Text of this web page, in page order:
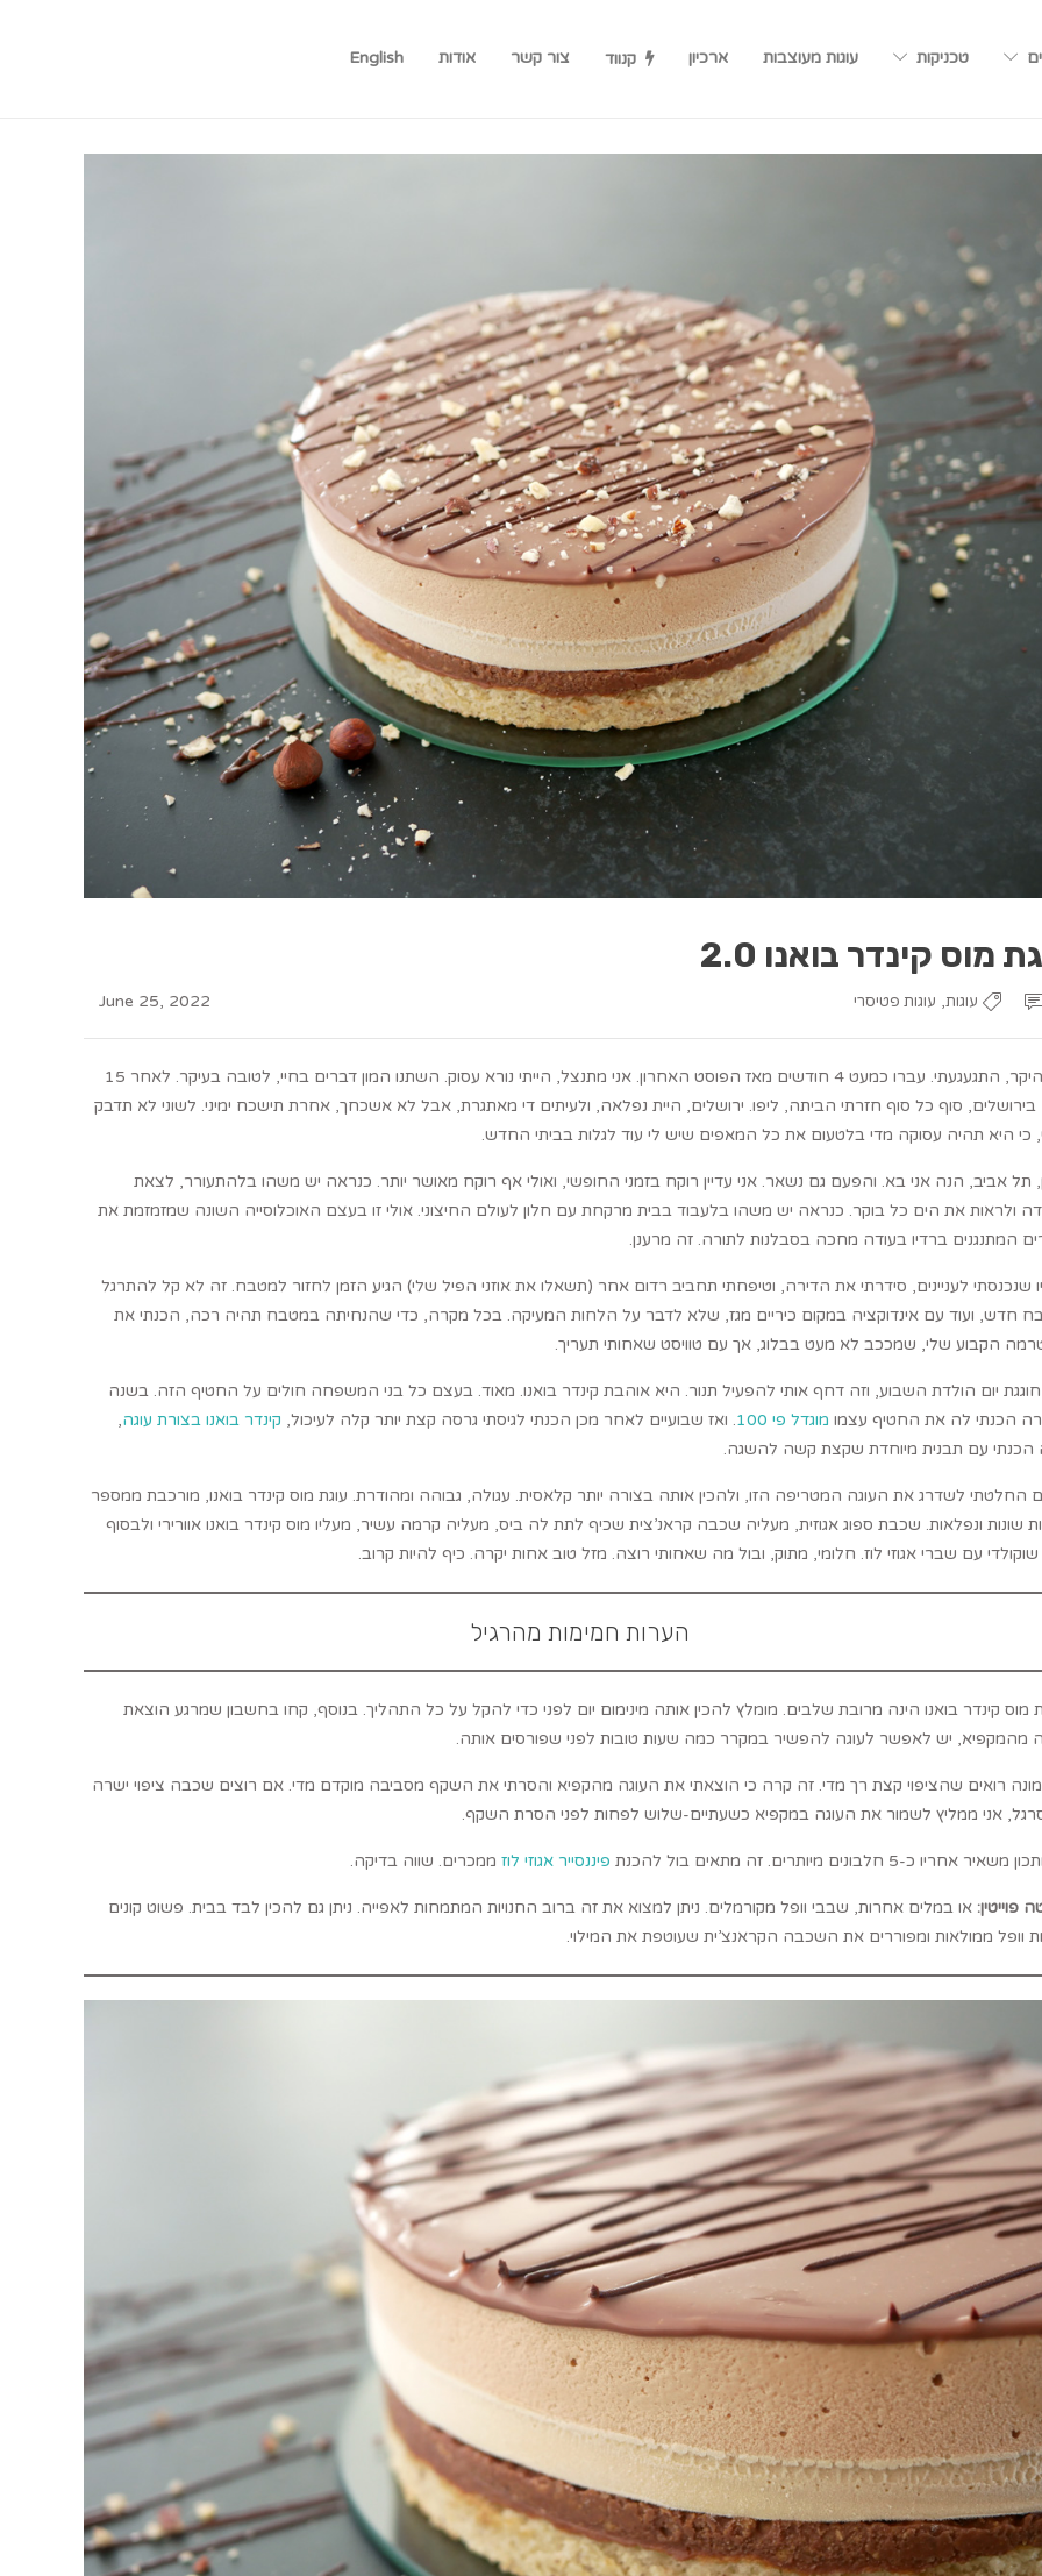
English אודות צור קשר קנווד ארכיון עוגות מעוצבות טכניקות
מוס קינדר בואנו 2.0
June 25, 2022 עוגות, עוגות פטיסרי
יומני היקר, התגעגעתי. עברו כמעט 4 חודשים מאז הפוסט האחרון. אני מתנצל, הייתי נורא עסוק. השתנו המון דברים בחיי, לטובה בעיקר. לאחר 15
בירושלים, סוף כל סוף חזרתי הביתה, ליפו. ירושלים, היית נפלאה, ולעיתים די מאתגרת, אבל לא אשכחך, אחרת תישכח ימיני. לשוני לא תדבק
כי היא תהיה עסוקה מדי בלטעום את כל המאפים שיש לי עוד לגלות בביתי החדש.
תל אביב, הנה אני בא. והפעם גם נשאר. אני עדיין רוקח בזמני החופשי, ואולי אף רוקח מאושר יותר. כנראה יש משהו בלהתעורר, לצאת
ולראות את הים כל בוקר. כנראה יש משהו בלעבוד בבית מרקחת עם חלון לעולם החיצוני. אולי זו בעצם האוכלוסייה השונה שמזמזמת את
המתנגנים ברדיו בעודה מחכה בסבלנות לתורה. זה מרענן.
שנכנסתי לעניינים, סידרתי את הדירה, וטיפחתי תחביב רדום אחר (תשאלו את אוזני הפיל שלי) הגיע הזמן לחזור למטבח. זה לא קל להתרגל
חדש, ועוד עם אינדוקציה במקום כיריים מגז, שלא לדבר על הלחות המעיקה. בכל מקרה, כדי שהנחיתה במטבח תהיה רכה, הכנתי את
הקבוע שלי, שמככב לא מעט בבלוג, אך עם טוויסט שאחותי תעריך.
חוגגת יום הולדת השבוע, וזה דחף אותי להפעיל תנור. היא אוהבת קינדר בואנו. מאוד. בעצם כל בני המשפחה חולים על החטיף הזה. בשנה
הכנתי לה את החטיף עצמו מוגדל פי 100 . ואז שבועיים לאחר מכן הכנתי לגיסתי גרסה קצת יותר קלה לעיכול, קינדר בואנו בצורת עוגה,
הכנתי עם תבנית מיוחדת שקצת קשה להשגה.
החלטתי לשדרג את העוגה המטריפה הזו, ולהכין אותה בצורה יותר קלאסית. עגולה, גבוהה ומהודרת. עוגת מוס קינדר בואנו, מורכבת ממספר
שונות ונפלאות. שכבת ספוג אגוזית, מעליה שכבה קראנ’צית שכיף לתת לה ביס, מעליה קרמה עשיר, מעליו מוס קינדר בואנו אוורירי ולבסוף
שוקולדי עם שברי אגוזי לוז. חלומי, מתוק, ובול מה שאחותי רוצה. מזל טוב אחות יקרה. כיף להיות קרוב.
הערות חמימות מהרגיל
מוס קינדר בואנו הינה מרובת שלבים. מומלץ להכין אותה מינימום יום לפני כדי להקל על כל התהליך. בנוסף, קחו בחשבון שמרגע הוצאת
מהמקפיא, יש לאפשר לעוגה להפשיר במקרר כמה שעות טובות לפני שפורסים אותה.
רואים שהציפוי קצת רך מדי. זה קרה כי הוצאתי את העוגה מהקפיא והסרתי את השקף מסביבה מוקדם מדי. אם רוצים שכבה ציפוי ישרה
אני ממליץ לשמור את העוגה במקפיא כשעתיים-שלוש לפחות לפני הסרת השקף.
אחריו כ-5 חלבונים מיותרים. זה מתאים בול להכנת פיננסייר אגוזי לוז ממכרים. שווה בדיקה.
פוייטין: או במלים אחרות, שבבי וופל מקורמלים. ניתן למצוא את זה ברוב החנויות המתמחות לאפייה. ניתן גם להכין לבד בבית. פשוט קונים
וופל ממולאות ומפוררים את השכבה הקראנצ’ית שעוטפת את המילוי.